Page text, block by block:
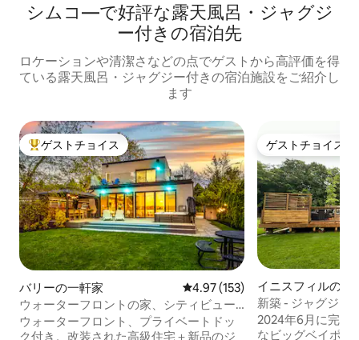
シムコ―で好評な露天風呂・ジャグジ
ー付きの宿泊先
ロケーションや清潔さなどの点でゲストから高評価を得
ている露天風呂・ジャグジー付きの宿泊施設をご紹介し
ます
大好評のゲストチョイスです。
ゲストチョイス
バリーの一軒家 レビュー153件、5つ星中4.97つ
4.97 (153)
ウォーターフロントの家、シティビュー
／夕焼けビュー、ビーチまで数歩
ウォーターフロント、プライベートドッ
ク付き。改装された高級住宅＋新品のジ
ゲストチョイス
ゲストチョイス
イニスフィルのロ
新築 - ジャグジー
2024年6月に完成
なビッグベイポイ